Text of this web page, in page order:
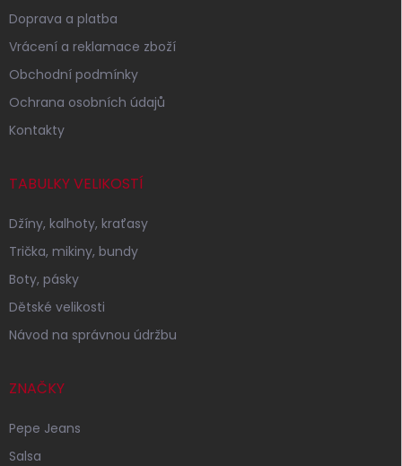
Doprava a platba
Vrácení a reklamace zboží
Obchodní podmínky
Ochrana osobních údajů
Kontakty
TABULKY VELIKOSTÍ
Džíny, kalhoty, kraťasy
Trička, mikiny, bundy
Boty, pásky
Dětské velikosti
Návod na správnou údržbu
ZNAČKY
Pepe Jeans
Salsa